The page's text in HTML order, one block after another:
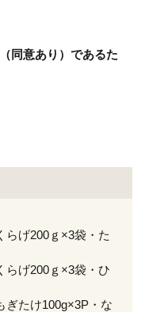
同意あり）であるた
らげ200ｇ×3袋・た
らげ200ｇ×3袋・ひ
ぎたけ100g×3P・な